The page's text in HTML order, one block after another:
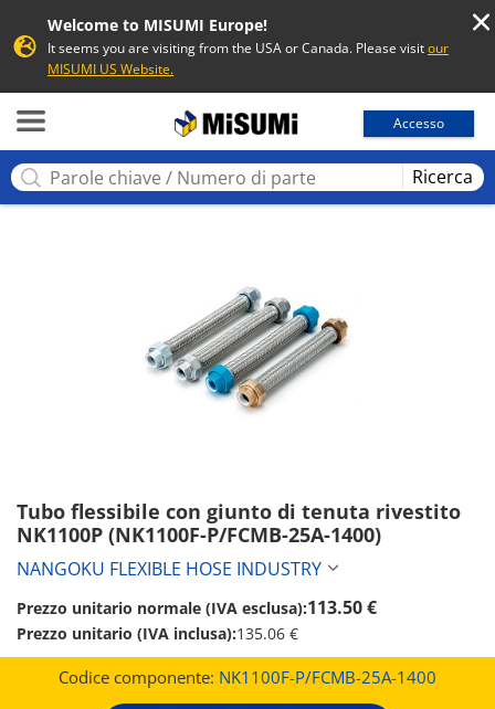
Welcome to MISUMI Europe!
It seems you are visiting from the USA or Canada. Please visitour
MISUMI US Website.
Accesso
Ricerca
Tubo flessibile con giunto di tenuta rivestito
NK1100P (NK1100F-P/FCMB-25A-1400)
NANGOKU FLEXIBLE HOSE INDUSTRY
Prezzo unitario normale (IVA esclusa):113.50 €
Prezzo unitario (IVA inclusa):135.06 €
Codice componente: NK1100F-P/FCMB-25A-1400